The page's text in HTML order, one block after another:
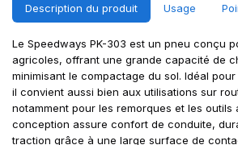
Description du produit Usage
Le Speedways PK-303 est un pneu conçu
agricoles, offrant une grande capacité de
minimisant le compactage du sol. Idéal pour
il convient aussi bien aux utilisations sur
notamment pour les remorques et les outils
conception assure confort de conduite,
traction grâce à une large surface de